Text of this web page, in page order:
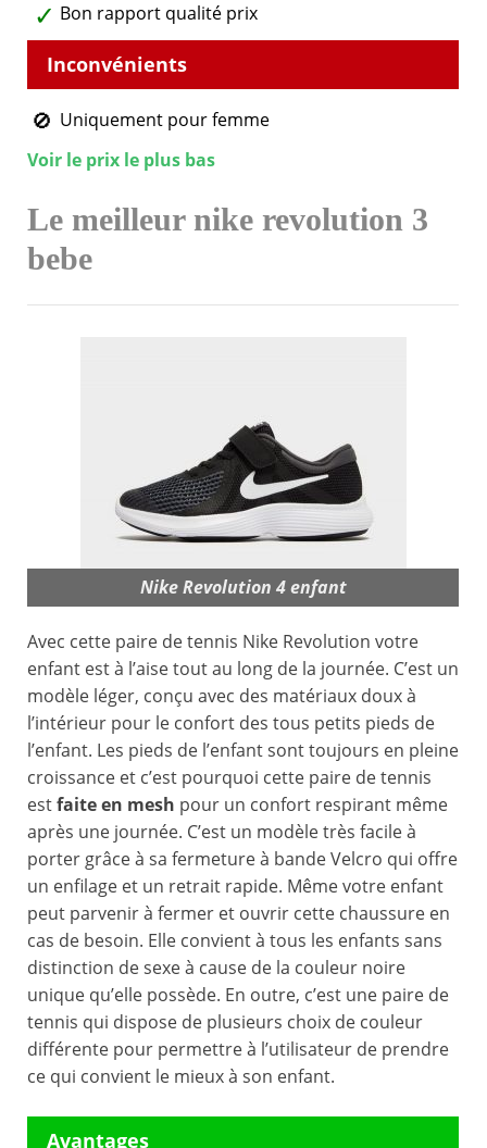
Bon rapport qualité prix
Uniquement pour femme
Voir le prix le plus bas
Le meilleur nike revolution 3
bebe
Nike Revolution 4 enfant
Avec cette paire de tennis Nike Revolution votre
enfant est à l’aise tout au long de la journée. C’est un
modèle léger, conçu avec des matériaux doux à
l’intérieur pour le confort des tous petits pieds de
l’enfant. Les pieds de l’enfant sont toujours en pleine
croissance et c’est pourquoi cette paire de tennis
estfaite en mesh pour un confort respirant même
après une journée. C’est un modèle très facile à
porter grâce à sa fermeture à bande Velcro qui offre
un enfilage et un retrait rapide. Même votre enfant
peut parvenir à fermer et ouvrir cette chaussure en
cas de besoin. Elle convient à tous les enfants sans
distinction de sexe à cause de la couleur noire
unique qu’elle possède. En outre, c’est une paire de
tennis qui dispose de plusieurs choix de couleur
différente pour permettre à l’utilisateur de prendre
ce qui convient le mieux à son enfant.